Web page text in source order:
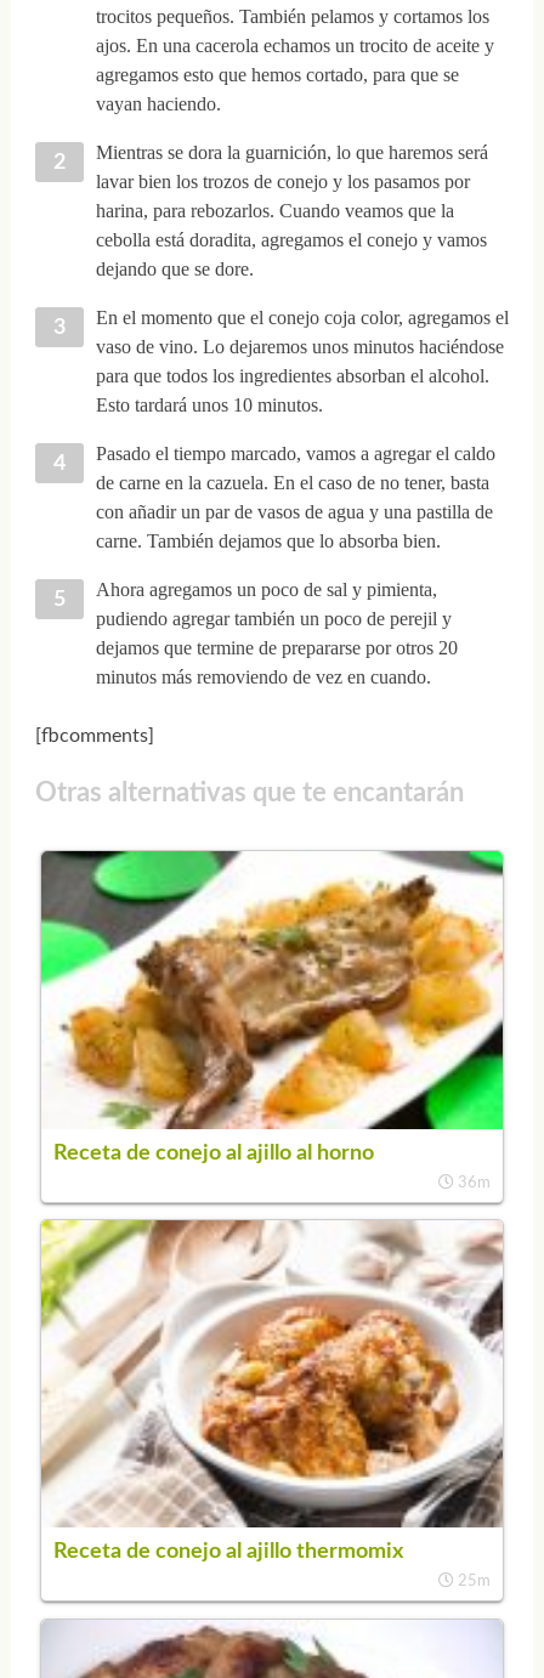
trocitos pequeños. También pelamos y cortamos los
ajos. En una cacerola echamos un trocito de aceite y
agregamos esto que hemos cortado, para que se
vayan haciendo.
Mientras se dora la guarnición, lo que haremos será
lavar bien los trozos de conejo y los pasamos por
harina, para rebozarlos. Cuando veamos que la
cebolla está doradita, agregamos el conejo y vamos
dejando que se dore.
En el momento que el conejo coja color, agregamos el
vaso de vino. Lo dejaremos unos minutos haciéndose
para que todos los ingredientes absorban el alcohol.
Esto tardará unos 10 minutos.
Pasado el tiempo marcado, vamos a agregar el caldo
de carne en la cazuela. En el caso de no tener, basta
con añadir un par de vasos de agua y una pastilla de
carne. También dejamos que lo absorba bien.
Ahora agregamos un poco de sal y pimienta,
pudiendo agregar también un poco de perejil y
dejamos que termine de prepararse por otros 20
minutos más removiendo de vez en cuando.
[fbcomments]
Otras alternativas que te encantarán
Receta de conejo al ajillo al horno
36m
Receta de conejo al ajillo thermomix
25m